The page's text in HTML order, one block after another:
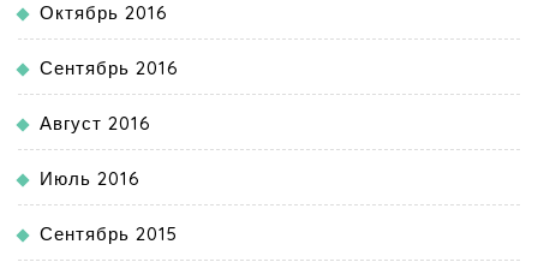
Октябрь 2016
Сентябрь 2016
Август 2016
Июль 2016
Сентябрь 2015